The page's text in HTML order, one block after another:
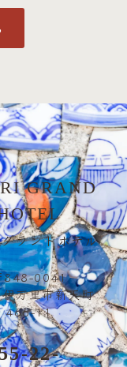
GRAND
ランドホテル
848-0041
万里市新天町
466-11
22-